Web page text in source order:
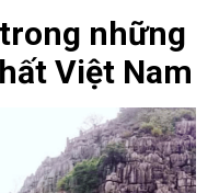
những
Việt Nam